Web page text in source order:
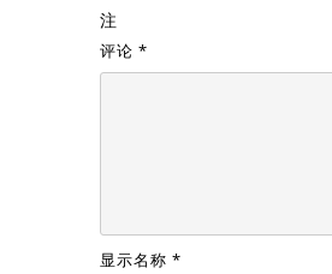
注
评论 *
显示名称 *